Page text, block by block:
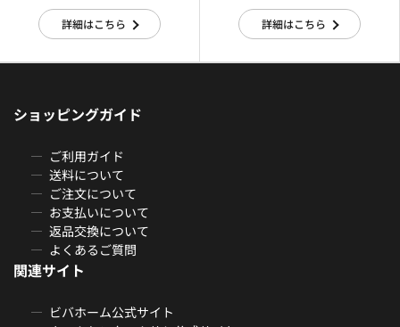
詳細はこちら 詳細はこちら
ショッピングガイド
ご利用ガイド
送料について
ご注文について
お支払いについて
返品交換について
よくあるご質問
関連サイト
ビバホーム公式サイト